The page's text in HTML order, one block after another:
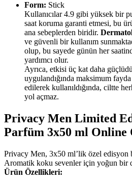
Form: Stick
Kullanıcılar 4.9 gibi yüksek bir
saat koruma garanti etmesi, bu
ana sebeplerden biridir.
ve güvenli bir kullanım
olup, bu sayede günün her
yardımcı olur.
Ayrıca, etkisi üç kat daha
uygulandığında maksimum
edilerek kullanıldığında, ciltte
yol açmaz.
Privacy Men Limited
Parfüm 3x50 ml Online
Privacy Men, 3x50 ml’lik özel edisyon
Aromatik koku sevenler için yoğun bir
Ürün Özellikleri: